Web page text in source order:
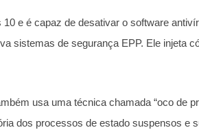
e é capaz de desativar o software
sistemas de segurança EPP. Ele injeta
usa uma técnica chamada “oco de
dos processos de estado suspensos e